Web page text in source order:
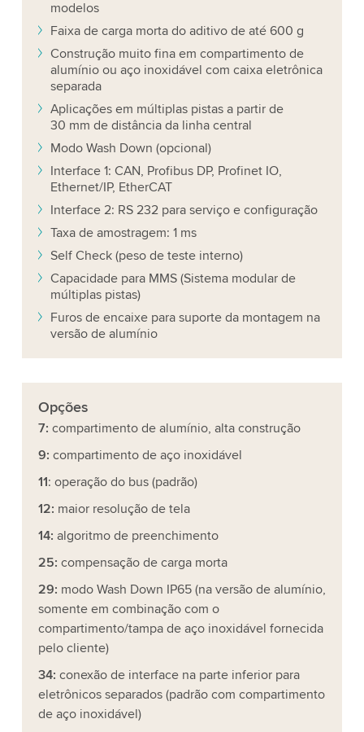
modelos
Faixa de carga morta do aditivo de até 600 g
Construção muito fina em compartimento de
alumínio ou aço inoxidável com caixa eletrônica
separada
Aplicações em múltiplas pistas a partir de
30 mm de distância da linha central
Modo Wash Down (opcional)
Interface 1: CAN, Profibus DP, Profinet IO,
Ethernet/IP, EtherCAT
Interface 2: RS 232 para serviço e configuração
Taxa de amostragem: 1 ms
Self Check (peso de teste interno)
Capacidade para MMS (Sistema modular de
múltiplas pistas)
Furos de encaixe para suporte da montagem na
versão de alumínio
Opções
7: compartimento de alumínio, alta construção
9: compartimento de aço inoxidável
11: operação do bus (padrão)
12: maior resolução de tela
14: algoritmo de preenchimento
25: compensação de carga morta
29: modo Wash Down IP65 (na versão de alumínio,
somente em combinação com o
compartimento/tampa de aço inoxidável fornecida
pelo cliente)
34: conexão de interface na parte inferior para
eletrônicos separados (padrão com compartimento
de aço inoxidável)